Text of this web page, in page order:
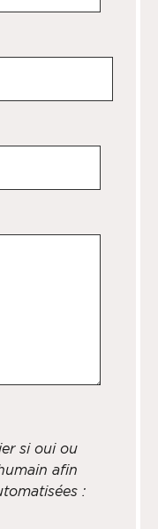
si oui ou
afin
: